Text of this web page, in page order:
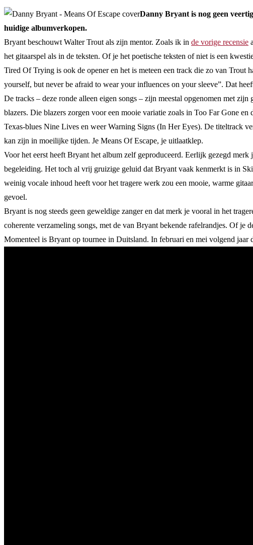
Danny Bryant is nog geen
huidige albumverkopen.
Bryant beschouwt Walter Trout als zijn mentor. Zoals ik in de vorige recensie
het gitaarspel als in de teksten. Of je het poetische teksten of niet is een
Tired Of Trying is ook de opener en het is meteen een track die zo van Trout
yourself, but never be afraid to wear your influences on your sleeve”. Dat
De tracks – deze ronde alleen eigen songs – zijn meestal opgenomen met
blazers. Die blazers zorgen voor een mooie variatie zoals in Too Far Gone
Texas-blues Nine Lives en weer Warning Signs (In Her Eyes). De titeltrack
kan zijn in moeilijke tijden. Je Means Of Escape, je uitlaatklep.
Voor het eerst heeft Bryant het album zelf geproduceerd. Eerlijk gezegd
begeleiding. Het toch al vrij gruizige geluid dat Bryant vaak kenmerkt is in
weinig vocale inhoud heeft voor het tragere werk zou een mooie, warme
gevoel.
Bryant is nog steeds geen geweldige zanger en dat merk je vooral in het
coherente verzameling songs, met de van Bryant bekende rafelrandjes. Of je
Momenteel is Bryant op tournee in Duitsland. In februari en mei volgend jaar